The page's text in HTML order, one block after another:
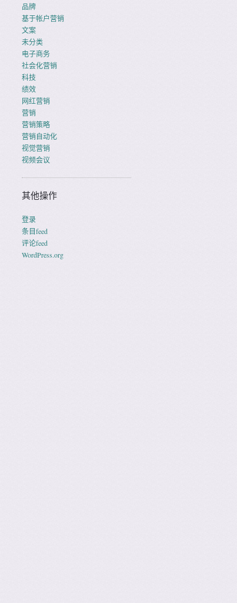
品牌
基于帐户营销
文案
未分类
电子商务
社会化营销
科技
绩效
网红营销
营销
营销策略
营销自动化
视觉营销
视频会议
其他操作
登录
条目feed
评论feed
WordPress.org